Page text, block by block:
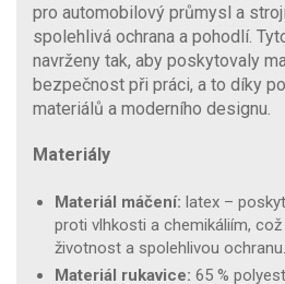
pro automobilový průmysl a
spolehlivá ochrana a pohodlí.
navrženy tak, aby poskytovaly
bezpečnost při práci, a to díky
materiálů a moderního designu.
Materiály
Materiál máčení: latex –
proti vlhkosti a chemikáliím,
životnost a spolehlivou ochranu.
Materiál rukavice: 65 %